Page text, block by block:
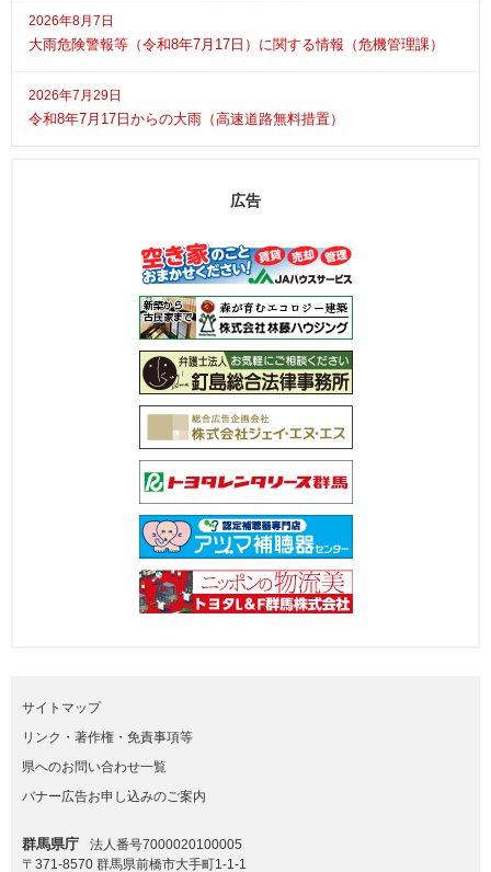
2026年8月7日
大雨危険警報等（令和8年7月17日）に関する情報（危機管理課）
2026年7月29日
令和8年7月17日からの大雨（高速道路無料措置）
広告
サイトマップ
リンク・著作権・免責事項等
県へのお問い合わせ一覧
バナー広告お申し込みのご案内
群馬県庁
法人番号7000020100005
〒371-8570 群馬県前橋市大手町1-1-1